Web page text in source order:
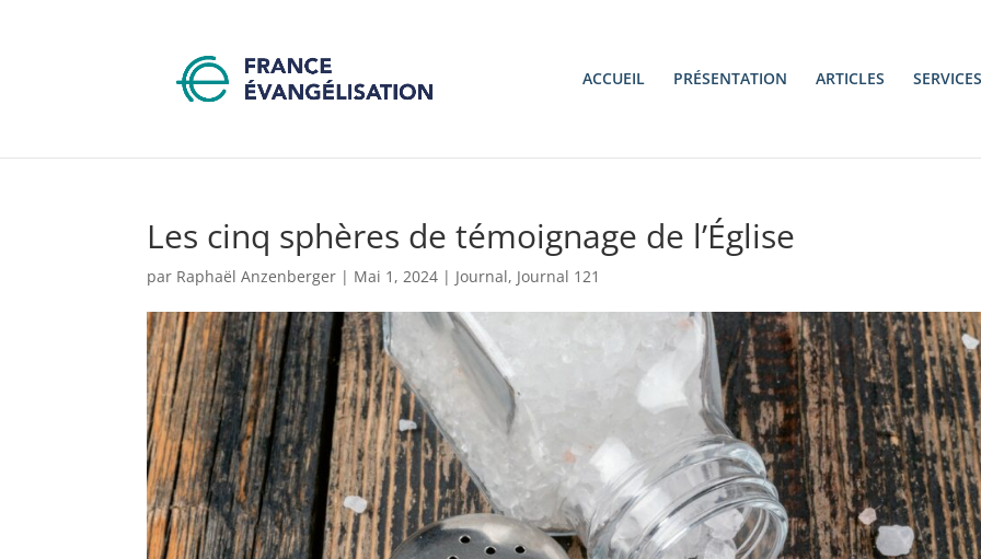
ACCUEIL PRÉSENTATION ARTICLES SERVICES
Les cinq sphères de témoignage de l’Église
par Raphaël Anzenberger | Mai 1, 2024 | Journal, Journal 121